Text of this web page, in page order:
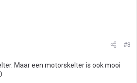
#3
Maar een motorskelter is ook mooi